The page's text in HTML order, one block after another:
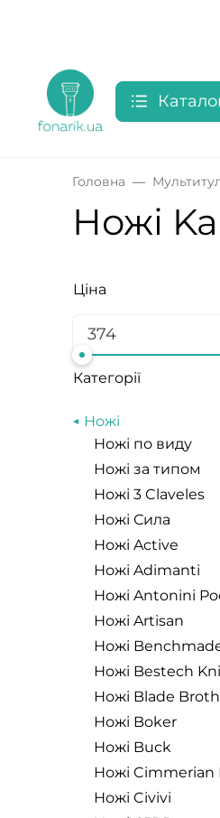
Головна
Ножі
Ціна
Категорії
Ножі
Ножі по виду
Ножі за типом
Ножі 3 Claveles
Ножі Сила
Ножі Active
Ножі Adimanti
Ножі Antonini
Ножі Artisan
Ножі
Ножі Bestech
Ножі Blade
Ножі Boker
Ножі Buck
Ножі Cimmerian
Ножі Civivi